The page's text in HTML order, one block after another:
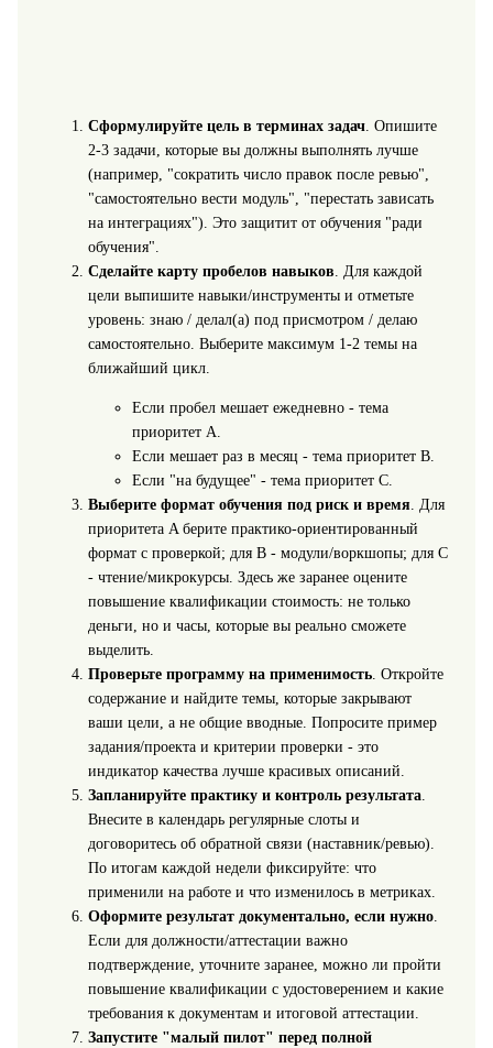
Сформулируйте цель в терминах задач. Опишите
2-3 задачи, которые вы должны выполнять лучше
(например, "сократить число правок после ревью",
"самостоятельно вести модуль", "перестать зависать
на интеграциях"). Это защитит от обучения "ради
обучения".
Сделайте карту пробелов навыков . Для каждой
цели выпишите навыки/инструменты и отметьте
уровень: знаю / делал(а) под присмотром / делаю
самостоятельно. Выберите максимум 1-2 темы на
ближайший цикл.
Если пробел мешает ежедневно - тема
приоритет A.
Если мешает раз в месяц - тема приоритет B.
Если "на будущее" - тема приоритет C.
Выберите формат обучения под риск и время. Для
приоритета A берите практико-ориентированный
формат с проверкой; для B - модули/воркшопы; для C
- чтение/микрокурсы. Здесь же заранее оцените
повышение квалификации стоимость: не только
деньги, но и часы, которые вы реально сможете
выделить.
Проверьте программу на применимость. Откройте
содержание и найдите темы, которые закрывают
ваши цели, а не общие вводные. Попросите пример
задания/проекта и критерии проверки - это
индикатор качества лучше красивых описаний.
Запланируйте практику и контроль результата.
Внесите в календарь регулярные слоты и
договоритесь об обратной связи (наставник/ревью).
По итогам каждой недели фиксируйте: что
применили на работе и что изменилось в метриках.
Оформите результат документально, если нужно.
Если для должности/аттестации важно
подтверждение, уточните заранее, можно ли пройти
повышение квалификации с удостоверением и какие
требования к документам и итоговой аттестации.
Запустите "малый пилот" перед полной